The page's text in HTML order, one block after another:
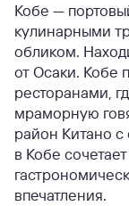
Кобе —
кулинарными
обликом.
от Осаки. Кобе
ресторанами,
мраморную
район Китано с
в Кобе
впечатления.